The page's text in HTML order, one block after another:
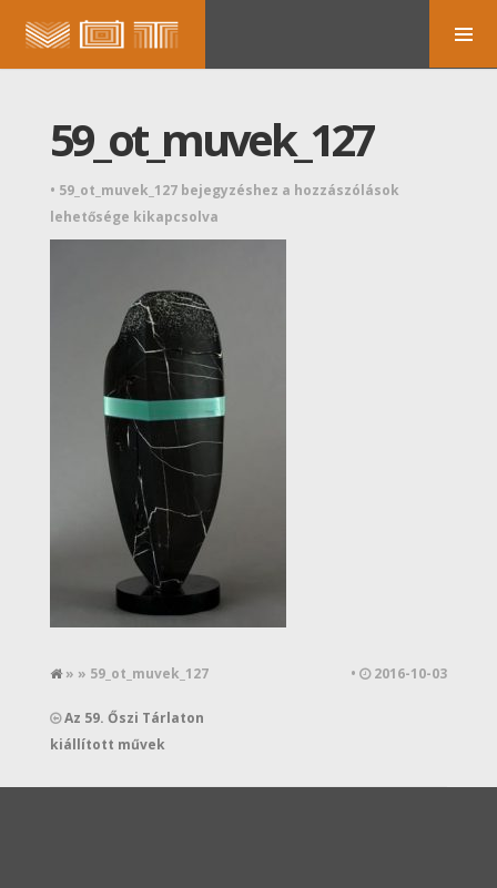
59_ot_muvek_127
• 59_ot_muvek_127 bejegyzéshez a hozzászólások
lehetősége kikapcsolva
» » 59_ot_muvek_127 • 2016-10-03
Az 59. Őszi Tárlaton
kiállított művek